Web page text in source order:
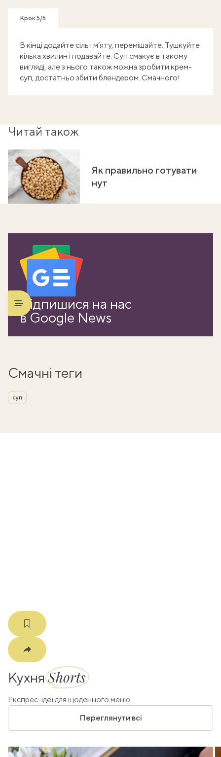
Крок 5/5
В кінці додайте сіль і м’яту, перемішайте. Тушкуйте
кілька хвилин і подавайте. Суп смакує в такому
вигляді, але з нього також можна зробити крем-
суп, достатньо збити блендером. Смачного!
Читай також
Як правильно готувати
нут
Підпишися на нас
в Google News
Смачні теги
суп
КухняShorts
Експрес-ідеї для щоденного меню
Переглянути всі